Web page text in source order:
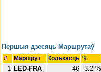
Першыя дзесяць Маршрутаў
# Маршрут Колькасць %
1 LED-FRA 46
3.2 %